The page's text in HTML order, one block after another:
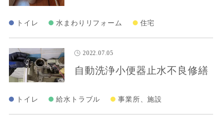
トイレ 水まわりリフォーム 住宅
2022.07.05
自動洗浄小便器止水不良修繕
トイレ 給水トラブル 事業所、施設